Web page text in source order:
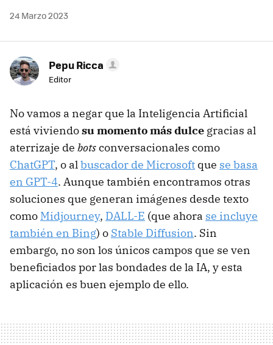
24 Marzo 2023
Pepu Ricca
Editor
No vamos a negar que la Inteligencia Artificial
está viviendosu momento más dulce gracias al
aterrizaje de botsconversacionales como
ChatGPT, o albuscador de Microsoft que se basa
en GPT-4. Aunque también encontramos otras
soluciones que generan imágenes desde texto
como Midjourney, DALL-E (que ahora se incluye
también en Bing) o Stable Diffusion. Sin
embargo, no son los únicos campos que se ven
beneficiados por las bondades de la IA, y esta
aplicación es buen ejemplo de ello.